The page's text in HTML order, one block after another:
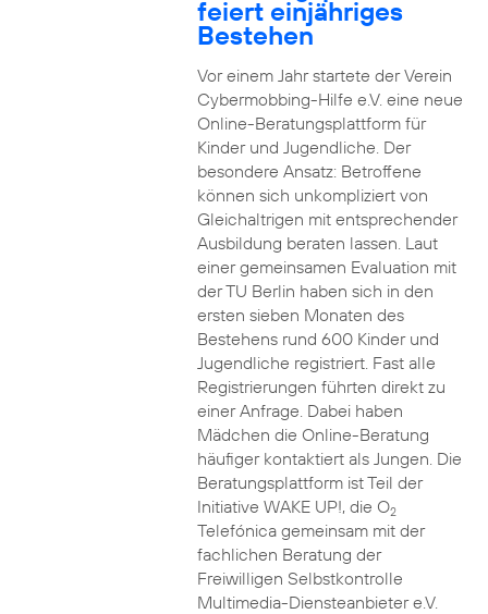
feiert einjähriges
Bestehen
Vor einem Jahr startete der Verein
Cybermobbing-Hilfe e.V. eine neue
Online-Beratungsplattform für
Kinder und Jugendliche. Der
besondere Ansatz: Betroffene
können sich unkompliziert von
Gleichaltrigen mit entsprechender
Ausbildung beraten lassen. Laut
einer gemeinsamen Evaluation mit
der TU Berlin haben sich in den
ersten sieben Monaten des
Bestehens rund 600 Kinder und
Jugendliche registriert. Fast alle
Registrierungen führten direkt zu
einer Anfrage. Dabei haben
Mädchen die Online-Beratung
häufiger kontaktiert als Jungen. Die
Beratungsplattform ist Teil der
Initiative WAKE UP!, die O2
Telefónica gemeinsam mit der
fachlichen Beratung der
Freiwilligen Selbstkontrolle
Multimedia-Diensteanbieter e.V.